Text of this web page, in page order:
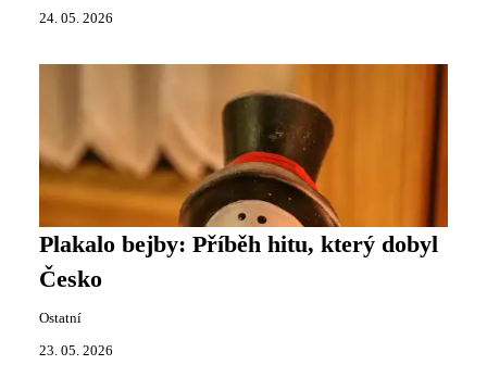
24. 05. 2026
Plakalo bejby: Příběh hitu, který dobyl
Česko
Ostatní
23. 05. 2026